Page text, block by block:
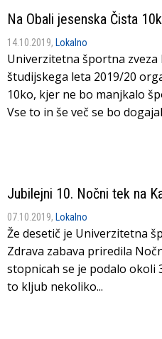
Na Obali jesenska Čista
14.10.2019, Lokalno
Univerzitetna športna zveza
študijskega leta 2019/20
10ko, kjer ne bo manjkalo
Vse to in še več se bo
Jubilejni 10. Nočni tek na
07.10.2019, Lokalno
Že desetič je Univerzitetna
Zdrava zabava priredila
stopnicah se je podalo okoli
to kljub nekoliko...